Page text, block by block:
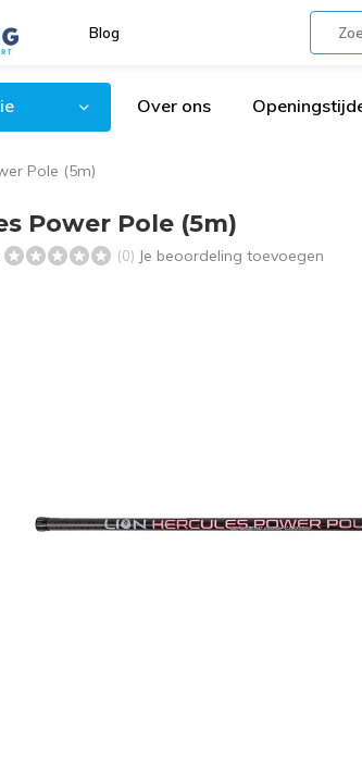
Blog
Over ons
Pole (5m)
Power Pole (5m)
(0) Je beoordeling toevoegen